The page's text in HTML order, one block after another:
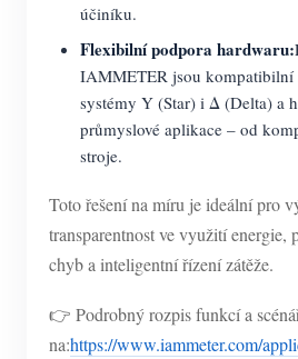
účiníku.
Flexibilní podpora hardwaru:
IAMMETER jsou kompatibilní
systémy Y (Star) i Δ (Delta) a
průmyslové aplikace – od
stroje.
Toto řešení na míru je ideální pro
transparentnost ve využití energie,
chyb a inteligentní řízení zátěže.
👉 Podrobný rozpis funkcí a
na:https://www.iammeter.com/